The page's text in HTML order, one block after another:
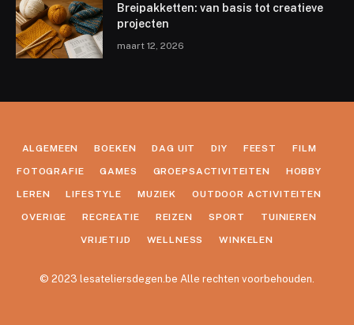
Breipakketten: van basis tot creatieve
projecten
maart 12, 2026
ALGEMEEN BOEKEN DAG UIT DIY FEEST FILM
FOTOGRAFIE GAMES GROEPSACTIVITEITEN HOBBY
LEREN LIFESTYLE MUZIEK OUTDOOR ACTIVITEITEN
OVERIGE RECREATIE REIZEN SPORT TUINIEREN
VRIJETIJD WELLNESS WINKELEN
© 2023 lesateliersdegen.be Alle rechten voorbehouden.